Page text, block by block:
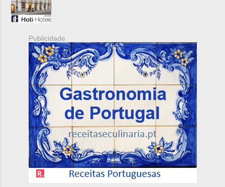
Publicidade